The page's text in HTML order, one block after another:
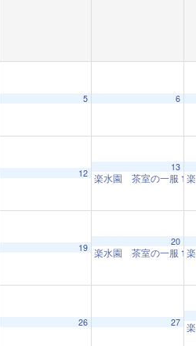
5 6
12
13
楽水園 茶室の一服
19
20
楽水園 茶室の一服
26 27